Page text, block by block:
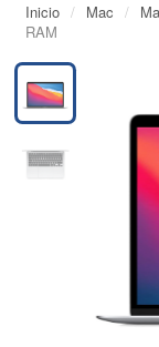
Inicio / Mac /
RAM